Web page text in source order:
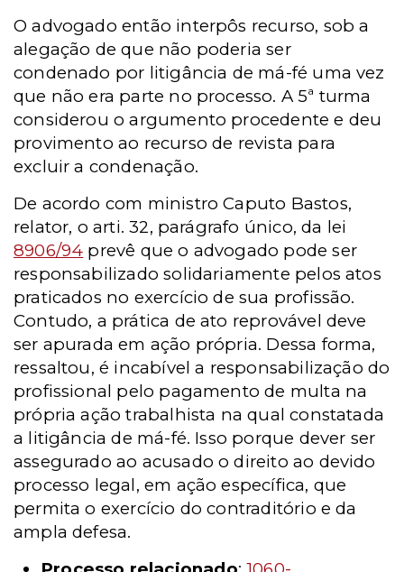
O advogado então interpôs recurso, sob a
alegação de que não poderia ser
condenado por litigância de má-fé uma vez
que não era parte no processo. A 5ª turma
considerou o argumento procedente e deu
provimento ao recurso de revista para
excluir a condenação.
De acordo com ministro Caputo Bastos,
relator, o arti. 32, parágrafo único, da lei
8906/94 prevê que o advogado pode ser
responsabilizado solidariamente pelos atos
praticados no exercício de sua profissão.
Contudo, a prática de ato reprovável deve
ser apurada em ação própria. Dessa forma,
ressaltou, é incabível a responsabilização do
profissional pelo pagamento de multa na
própria ação trabalhista na qual constatada
a litigância de má-fé. Isso porque dever ser
assegurado ao acusado o direito ao devido
processo legal, em ação específica, que
permita o exercício do contraditório e da
ampla defesa.